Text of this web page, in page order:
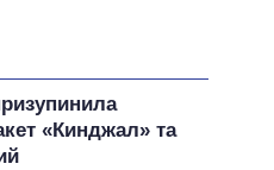
«Кинджал» та